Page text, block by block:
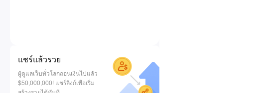
แชร์แล้วรวย
ผู้ดูแลเว็บทั่วโลกถอนเงินไปแล้ว
$50,000,000! แชร์ลิงก์เพื่อเริ่ม